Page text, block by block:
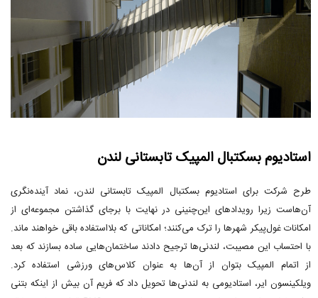
استادیوم بسکتبال المپیک تابستانی لندن
طرح شرکت برای استادیوم بسکتبال المپیک تابستانی لندن، نماد آینده‌نگری
آن‌هاست زیرا رویدادهای این‌چنینی در نهایت با برجای گذاشتن مجموعه‌ای از
امکانات غول‌پیکر شهرها را ترک می‌کنند؛ امکاناتی که بلااستفاده باقی خواهند ماند.
با احتساب این مصیبت، لندنی‌ها ترجیح دادند ساختمان‌هایی ساده بسازند که بعد
از اتمام المپیک بتوان از آن‌ها به عنوان کلاس‌های ورزشی استفاده کرد.
ویلکینسون ایر، استادیومی به لندنی‌ها تحویل داد که فریم آن بیش از اینکه بتنی